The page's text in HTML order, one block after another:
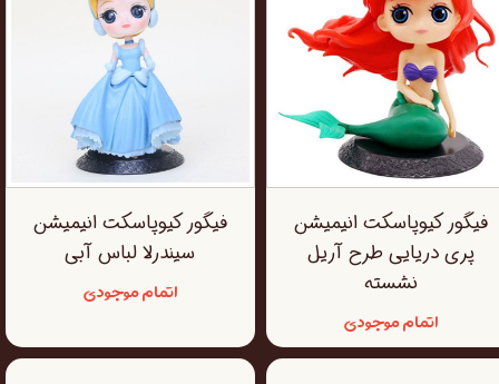
فیگور کیوپاسکت انیمیشن
پری دریایی طرح آریل
نشسته
اتمام موجودی
فیگور کیوپاسکت انیمیشن
سیندرلا لباس آبی
اتمام موجودی